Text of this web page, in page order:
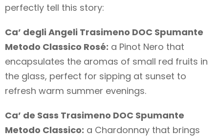
perfectly tell this story:
Ca’ degli Angeli Trasimeno DOC Spumante
Metodo Classico Rosé: a Pinot Nero that
encapsulates the aromas of small red fruits in
the glass, perfect for sipping at sunset to
refresh warm summer evenings.
Ca’ de Sass Trasimeno DOC Spumante
Metodo Classico: a Chardonnay that brings